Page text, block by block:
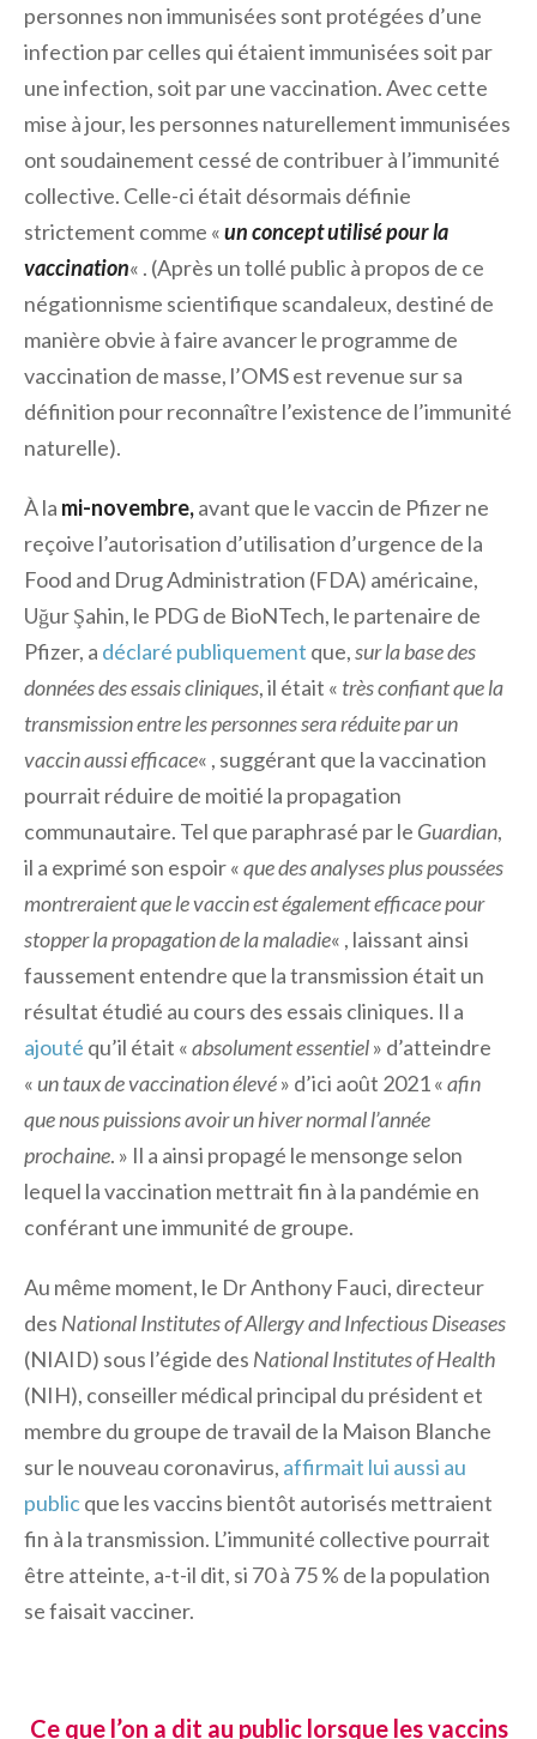
personnes non immunisées sont protégées d’une
infection par celles qui étaient immunisées soit par
une infection, soit par une vaccination. Avec cette
mise à jour, les personnes naturellement immunisées
ont soudainement cessé de contribuer à l’immunité
collective. Celle-ci était désormais définie
strictement comme «un concept utilisé pour la
vaccination« . (Après un tollé public à propos de ce
négationnisme scientifique scandaleux, destiné de
manière obvie à faire avancer le programme de
vaccination de masse, l’OMS est revenue sur sa
définition pour reconnaître l’existence de l’immunité
naturelle).
À la mi-novembre,avant que le vaccin de Pfizer ne
reçoive l’autorisation d’utilisation d’urgence de la
Food and Drug Administration (FDA) américaine,
Uğur Şahin, le PDG de BioNTech, le partenaire de
Pfizer, a déclaré publiquement que,sur la base des
données des essais cliniques, il était « très confiant que la
transmission entre les personnes sera réduite par un
vaccin aussi efficace« , suggérant que la vaccination
pourrait réduire de moitié la propagation
communautaire. Tel que paraphrasé par le Guardian,
il a exprimé son espoir «que des analyses plus poussées
montreraient que le vaccin est également efficace pour
stopper la propagation de la maladie« , laissant ainsi
faussement entendre que la transmission était un
résultat étudié au cours des essais cliniques. Il a
ajouté qu’il était «absolument essentiel» d’atteindre
« un taux de vaccination élevé» d’ici août 2021 «afin
que nous puissions avoir un hiver normal l’année
prochaine. » Il a ainsi propagé le mensonge selon
lequel la vaccination mettrait fin à la pandémie en
conférant une immunité de groupe.
Au même moment, le Dr Anthony Fauci, directeur
des National Institutes of Allergy and Infectious Diseases
(NIAID) sous l’égide des National Institutes of Health
(NIH), conseiller médical principal du président et
membre du groupe de travail de la Maison Blanche
sur le nouveau coronavirus, affirmait lui aussi au
publicque les vaccins bientôt autorisés mettraient
fin à la transmission. L’immunité collective pourrait
être atteinte, a-t-il dit, si 70 à 75 % de la population
se faisait vacciner.
Ce que l’on a dit au public lorsque les vaccins